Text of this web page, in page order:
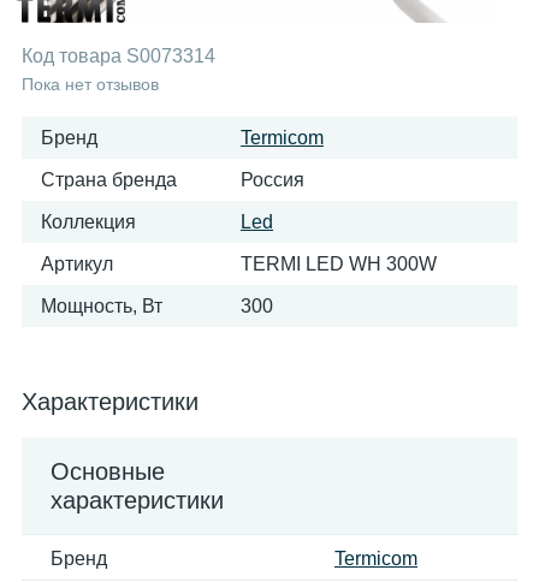
Код товара S0073314
Пока нет отзывов
Бренд Termicom
Страна бренда Россия
Коллекция Led
Артикул TERMI LED WH 300W
Мощность, Вт 300
Характеристики
Основные
характеристики
Бренд Termicom